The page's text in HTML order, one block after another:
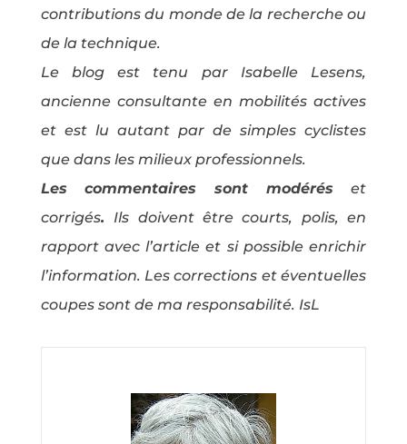
contributions du monde de la recherche ou
de la technique.
Le blog est tenu par Isabelle Lesens,
ancienne consultante en mobilités actives
et est lu autant par de simples cyclistes
que dans les milieux professionnels.
Les commentaires sont modéréset
corrigés. Ils doivent être courts, polis, en
rapport avec l’article et si possible enrichir
l’information. Les corrections et éventuelles
coupes sont de ma responsabilité. IsL